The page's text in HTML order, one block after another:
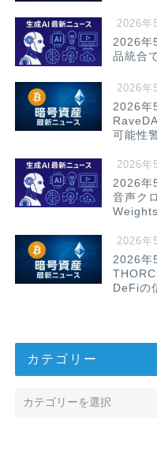
2026年
2026年
品統合
2026年
2026年
可能性
2026年
2026年
音声ク
2026年
2026年
DeFiの
カテゴリー